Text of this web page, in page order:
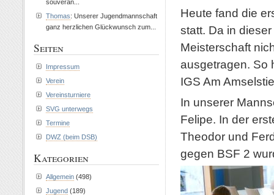
Heute fand die
statt. Da in
Meisterschaft
ausgetragen. So
IGS Am
In unserer
Felipe. In der
Theodor und
gegen BSF 2
souverän...
Thomas: Unserer Jugendmannschaft
ganz herzlichen Glückwunsch zum...
Seiten
Impressum
Verein
Vereinsturniere
SVG unterwegs
Termine
DWZ (beim DSB)
Kategorien
Allgemein (498)
Jugend (189)